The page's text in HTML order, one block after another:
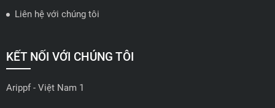
ĐẠI LÝ THỦ ĐỨC - TB AUTO
🔰 Địa chỉ: 482 Đ. Lê Văn Việt, Tăng Nhơn Phú A, Thủ Đức,
Thành phố Hồ Chí Minh
Liên hệ với chúng tôi
KẾT NỐI VỚI CHÚNG TÔI
Arippf - Việt Nam 1